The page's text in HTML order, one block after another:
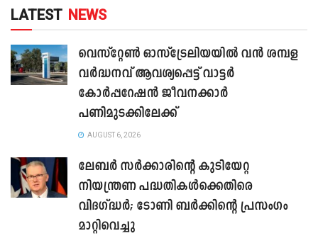
LATEST NEWS
വെസ്റ്റേൺ ഓസ്‌ട്രേലിയയിൽ വൻ ശമ്പള
വർദ്ധനവ് ആവശ്യപ്പെട്ട് വാട്ടർ
കോർപ്പറേഷൻ ജീവനക്കാർ
പണിമുടക്കിലേക്ക്
AUGUST 6, 2026
ലേബർ സർക്കാരിന്റെ കുടിയേറ്റ
നിയന്ത്രണ പദ്ധതികൾക്കെതിരെ
വിദഗ്ദ്ധർ; ടോണി ബർക്കിന്റെ പ്രസംഗം
മാറ്റിവെച്ചു